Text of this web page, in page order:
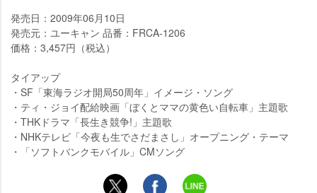
発売日：2009年06月10日
発売元：ユーキャン 品番：FRCA-1206
価格：3,457円（税込）
タイアップ
・SF「東海ラジオ開局50周年」イメージ・ソング
・ティ・ジョイ配給映画「ぼくとママの黄色い自転車」主題歌
・THKドラマ「長生き競争!」主題歌
・NHKテレビ「今夜も生でさだまさし」オープニング・テーマ
・「ソフトバンクモバイル」CMソング